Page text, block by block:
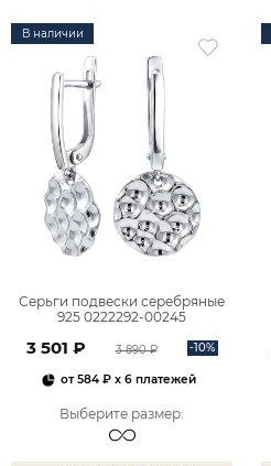
В наличии
Серьги подвески серебряные
925 0222292-00245
3 501 ₽ 3 890 ₽ -10%
от584 ₽ x 6 платежей
Выберите размер: